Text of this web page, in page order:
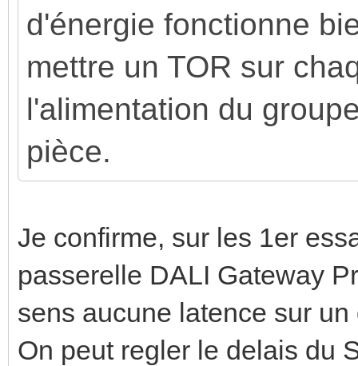
d'énergie fonctionne
mettre un TOR sur
l'alimentation du
pièce.
Je confirme, sur les 1er
passerelle DALI Gateway
sens aucune latence sur
On peut regler le delais du